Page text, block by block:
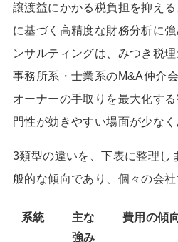
譲渡益にかかる税負担を抑え
に基づく高精度な財務分析に
ンサルティングは、みつき税
事務所系・士業系のM&A仲介
オーナーの手取りを最大化す
門性が効きやすい場面が少なく
3類型の違いを、下表に整理し
般的な傾向であり、個々の会社
系統
主な
強み
費用の傾